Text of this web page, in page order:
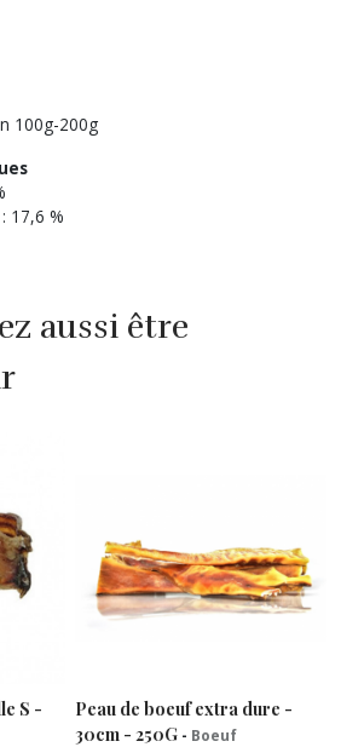
100g-200g
17,6 %
aussi être
S -
Peau de boeuf extra dure -
30cm - 250G - Boeuf